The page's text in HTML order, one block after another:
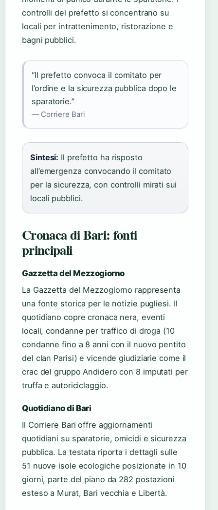
controlli del prefetto si concentrano su
locali per intrattenimento, ristorazione e
bagni pubblici.
“Il prefetto convoca il comitato per
l’ordine e la sicurezza pubblica dopo le
sparatorie.”
— Corriere Bari
Sintesi: Il prefetto ha risposto
all’emergenza convocando il comitato
per la sicurezza, con controlli mirati sui
locali pubblici.
Cronaca di Bari: fonti
principali
Gazzetta del Mezzogiorno
La Gazzetta del Mezzogiorno rappresenta
una fonte storica per le notizie pugliesi. Il
quotidiano copre cronaca nera, eventi
locali, condanne per traffico di droga (10
condanne fino a 8 anni con il nuovo pentito
del clan Parisi) e vicende giudiziarie come il
crac del gruppo Andidero con 8 imputati per
truffa e autoriciclaggio.
Quotidiano di Bari
Il Corriere Bari offre aggiornamenti
quotidiani su sparatorie, omicidi e sicurezza
pubblica. La testata riporta i dettagli sulle
51 nuove isole ecologiche posizionate in 10
giorni, parte del piano da 282 postazioni
esteso a Murat, Bari vecchia e Libertà.